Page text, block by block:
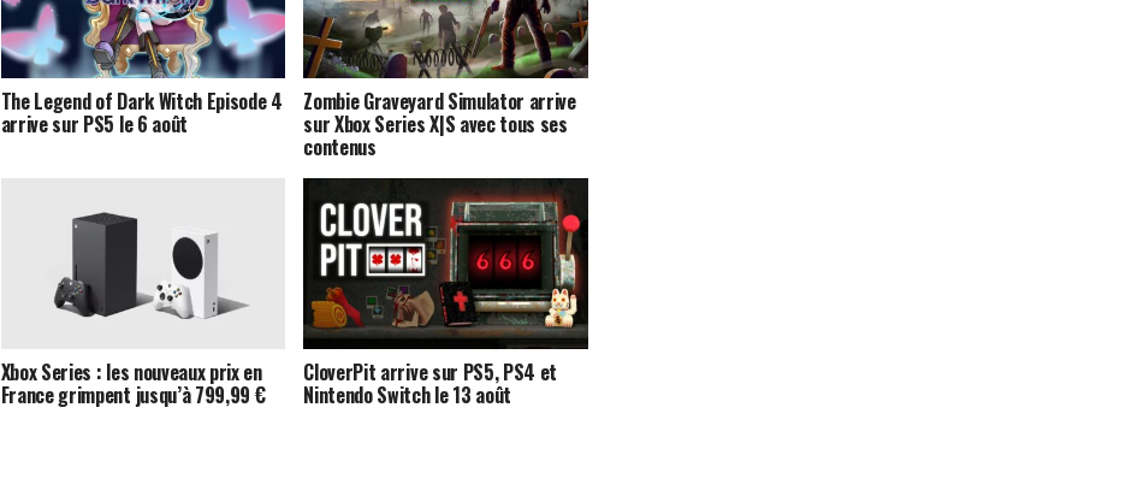
The Legend of Dark Witch Episode 4
arrive sur PS5 le 6 août
Zombie Graveyard Simulator arrive
sur Xbox Series X|S avec tous ses
contenus
Xbox Series : les nouveaux prix en
France grimpent jusqu’à 799,99 €
CloverPit arrive sur PS5, PS4 et
Nintendo Switch le 13 août